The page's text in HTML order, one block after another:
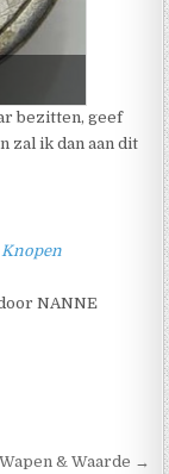
bezitten, geef
zal ik dan aan dit
NANNE
Wapen & Waarde →